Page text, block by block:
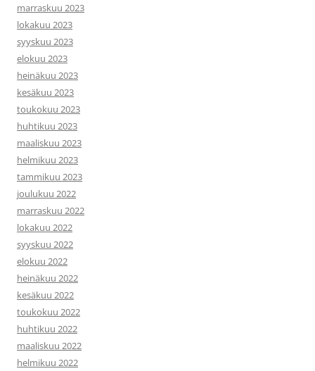
marraskuu 2023
lokakuu 2023
syyskuu 2023
elokuu 2023
heinäkuu 2023
kesäkuu 2023
toukokuu 2023
huhtikuu 2023
maaliskuu 2023
helmikuu 2023
tammikuu 2023
joulukuu 2022
marraskuu 2022
lokakuu 2022
syyskuu 2022
elokuu 2022
heinäkuu 2022
kesäkuu 2022
toukokuu 2022
huhtikuu 2022
maaliskuu 2022
helmikuu 2022